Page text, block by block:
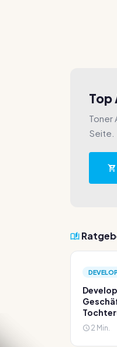
Top
Toner
Seite.
2 Min.